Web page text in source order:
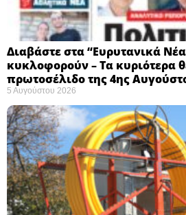
Διαβάστε στα “Ευρυτανικά
κυκλοφορούν – Τα κυριότερα
πρωτοσέλιδο της 4ης
5 Αυγούστου 2026